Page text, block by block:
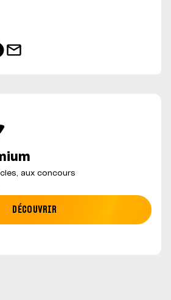
aux concours
DÉCOUVRIR